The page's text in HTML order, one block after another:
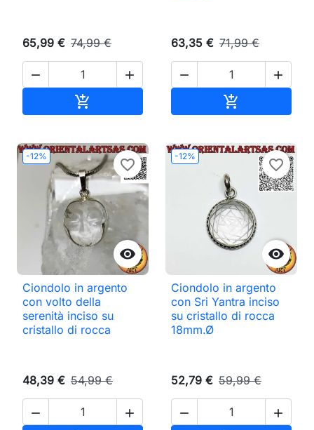
65,99 € 74,99 €
 

63,35 € 71,99 €
 

-12%

favorite_border
Ciondolo in argento
con volto della
serenità inciso su
cristallo di rocca
48,39 € 54,99 €
 
-12%

favorite_border
Ciondolo in argento
con Sri Yantra inciso
su cristallo di rocca
18mm.Ø
52,79 € 59,99 €
 